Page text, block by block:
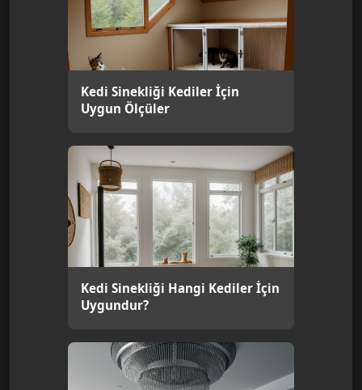
Kedi Sinekliği Kediler İçin
Uygun Ölçüler
Kedi Sinekliği Hangi Kediler İçin
Uygundur?